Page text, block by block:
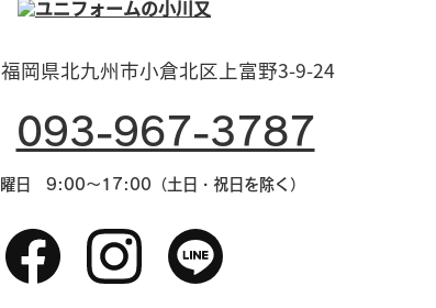
岡県北九州市小倉北区上富野3-9-24
093-967-3787
曜日 9:00～17:00（土日・祝日を除く）